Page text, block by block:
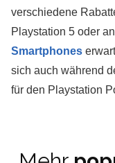
verschiedene
Playstation 5 oder
Smartphones
sich auch während
für den Playstation